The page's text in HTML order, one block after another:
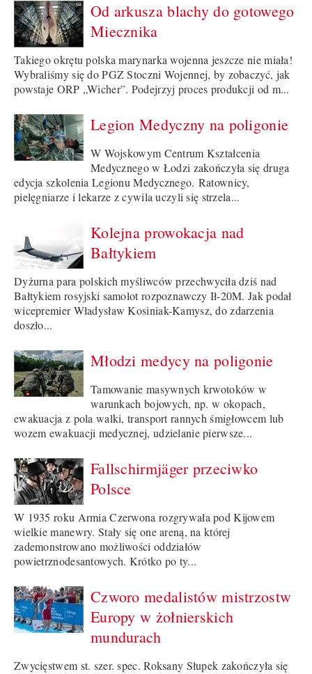
Od arkusza blachy do gotowego
Miecznika
Takiego okrętu polska marynarka wojenna jeszcze nie miała!
Wybraliśmy się do PGZ Stoczni Wojennej, by zobaczyć, jak
powstaje ORP „Wicher”. Podejrzyj proces produkcji od m...
Legion Medyczny na poligonie
W Wojskowym Centrum Kształcenia
Medycznego w Łodzi zakończyła się druga
edycja szkolenia Legionu Medycznego. Ratownicy,
pielęgniarze i lekarze z cywila uczyli się strzela...
Kolejna prowokacja nad
Bałtykiem
Dyżurna para polskich myśliwców przechwyciła dziś nad
Bałtykiem rosyjski samolot rozpoznawczy Ił-20M. Jak podał
wicepremier Władysław Kosiniak-Kamysz, do zdarzenia
doszło...
Młodzi medycy na poligonie
Tamowanie masywnych krwotoków w
warunkach bojowych, np. w okopach,
ewakuacja z pola walki, transport rannych śmigłowcem lub
wozem ewakuacji medycznej, udzielanie pierwsze...
Fallschirmjäger przeciwko
Polsce
W 1935 roku Armia Czerwona rozgrywała pod Kijowem
wielkie manewry. Stały się one areną, na której
zademonstrowano możliwości oddziałów
powietrznodesantowych. Krótko po ty...
Czworo medalistów mistrzostw
Europy w żołnierskich
mundurach
Zwycięstwem st. szer. spec. Roksany Słupek zakończyła się